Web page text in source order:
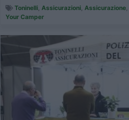
Toninelli, Assicurazioni, Assicurazione,
Your Camper